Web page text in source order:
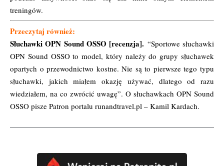
treningów.
Przeczytaj również:
Słuchawki OPN Sound OSSO [recenzja]. “Sportowe słuchawki
OPN Sound OSSO to model, który należy do grupy słuchawek
opartych o przewodnictwo kostne. Nie są to pierwsze tego typu
słuchawki, jakich miałem okazję używać, dlatego od razu
wiedziałem, na co zwrócić uwagę”. O słuchawkach OPN Sound
OSSO pisze Patron portalu runandtravel.pl – Kamil Kardach.